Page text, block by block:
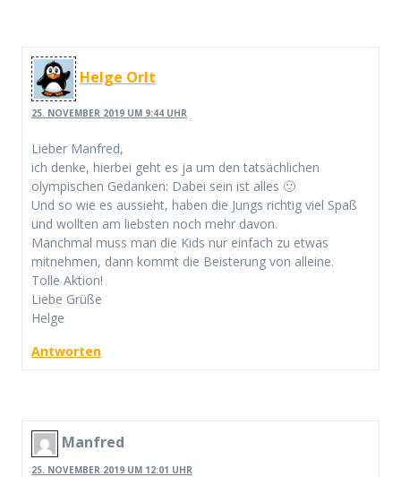
Helge Orlt
25. NOVEMBER 2019 UM 9:44 UHR
Lieber Manfred,
ich denke, hierbei geht es ja um den tatsächlichen
olympischen Gedanken: Dabei sein ist alles 🙂
Und so wie es aussieht, haben die Jungs richtig viel Spaß
und wollten am liebsten noch mehr davon.
Manchmal muss man die Kids nur einfach zu etwas
mitnehmen, dann kommt die Beisterung von alleine.
Tolle Aktion!
Liebe Grüße
Helge
Antworten
Manfred
25. NOVEMBER 2019 UM 12:01 UHR